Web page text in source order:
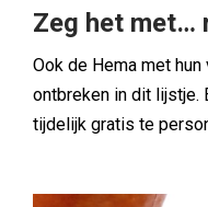
Zeg het met…
Ook de Hema met
ontbreken in dit lijstje.
tijdelijk gratis te